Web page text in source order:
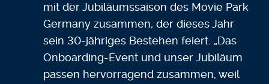
mit der Jubiläumssaison des Movie Park
Germany zusammen, der dieses Jahr
sein 30-jähriges Bestehen feiert. „Das
Onboarding-Event und unser Jubiläum
passen hervorragend zusammen, weil